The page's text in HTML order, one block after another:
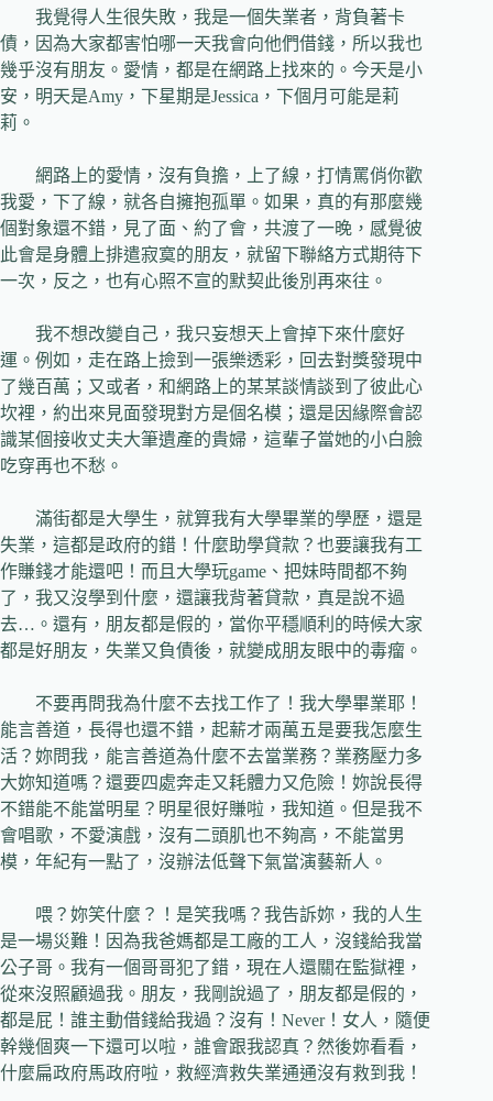
我覺得人生很失敗，我是一個失業者，背負著卡
債，因為大家都害怕哪一天我會向他們借錢，所以我也
幾乎沒有朋友。愛情，都是在網路上找來的。今天是小
安，明天是Amy ，下星期是Jessica ，下個月可能是莉
莉。
網路上的愛情，沒有負擔，上了線，打情罵俏你歡
我愛，下了線，就各自擁抱孤單。如果，真的有那麼幾
個對象還不錯，見了面、約了會，共渡了一晚，感覺彼
此會是身體上排遣寂寞的朋友，就留下聯絡方式期待下
一次，反之，也有心照不宣的默契此後別再來往。
我不想改變自己，我只妄想天上會掉下來什麼好
運。例如，走在路上撿到一張樂透彩，回去對獎發現中
了幾百萬；又或者，和網路上的某某談情談到了彼此心
坎裡，約出來見面發現對方是個名模；還是因緣際會認
識某個接收丈夫大筆遺產的貴婦，這輩子當她的小白臉
吃穿再也不愁。
滿街都是大學生，就算我有大學畢業的學歷，還是
失業，這都是政府的錯！什麼助學貸款？也要讓我有工
作賺錢才能還吧！而且大學玩game 、把妹時間都不夠
了，我又沒學到什麼，還讓我背著貸款，真是說不過
去… 。還有，朋友都是假的，當你平穩順利的時候大家
都是好朋友，失業又負債後，就變成朋友眼中的毒瘤。
不要再問我為什麼不去找工作了！我大學畢業耶！
能言善道，長得也還不錯，起薪才兩萬五是要我怎麼生
活？妳問我，能言善道為什麼不去當業務？業務壓力多
大妳知道嗎？還要四處奔走又耗體力又危險！妳說長得
不錯能不能當明星？明星很好賺啦，我知道。但是我不
會唱歌，不愛演戲，沒有二頭肌也不夠高，不能當男
模，年紀有一點了，沒辦法低聲下氣當演藝新人。
喂？妳笑什麼？！是笑我嗎？我告訴妳，我的人生
是一場災難！因為我爸媽都是工廠的工人，沒錢給我當
公子哥。我有一個哥哥犯了錯，現在人還關在監獄裡，
從來沒照顧過我。朋友，我剛說過了，朋友都是假的，
都是屁！誰主動借錢給我過？沒有！ Never！女人，隨便
幹幾個爽一下還可以啦，誰會跟我認真？然後妳看看，
什麼扁政府馬政府啦，救經濟救失業通通沒有救到我！